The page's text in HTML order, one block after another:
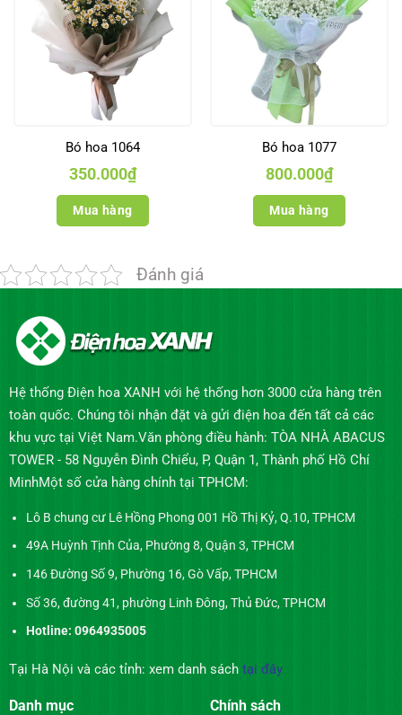
Bó hoa 1064
350.000₫
Mua hàng
Bó hoa 1077
800.000₫
Mua hàng
Đánh giá
Hệ thống Điện hoa XANH với hệ thống hơn 3000 cửa hàng trên
toàn quốc. Chúng tôi nhận đặt và gửi điện hoa đến tất cả các
khu vực tại Việt Nam.Văn phòng điều hành: TÒA NHÀ ABACUS
TOWER - 58 Nguyễn Đình Chiểu, P, Quận 1, Thành phố Hồ Chí
MinhMột số cửa hàng chính tại TPHCM:
Lô B chung cư Lê Hồng Phong 001 Hồ Thị Kỷ, Q.10, TPHCM
49A Huỳnh Tịnh Của, Phường 8, Quận 3, TPHCM
146 Đường Số 9, Phường 16, Gò Vấp, TPHCM
Số 36, đường 41, phường Linh Đông, Thủ Đức, TPHCM
Hotline: 0964935005
Tại Hà Nội và các tỉnh: xem danh sách tại đây
Danh mục Chính sách